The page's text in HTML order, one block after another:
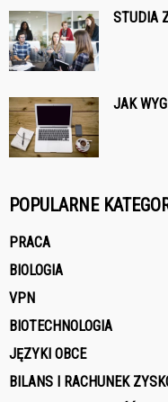
STUDIA
JAK
POPULARNE
PRACA
BIOLOGIA
VPN
BIOTECHNOLOGIA
JĘZYKI OBCE
BILANS I RACHUNEK